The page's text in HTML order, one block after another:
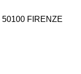
50100 FIRENZE